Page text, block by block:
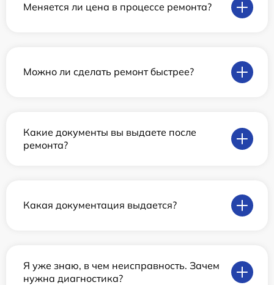
Меняется ли цена в процессе ремонта?
Можно ли сделать ремонт быстрее?
Какие документы вы выдаете после
ремонта?
Какая документация выдается?
Я уже знаю, в чем неисправность. Зачем
нужна диагностика?